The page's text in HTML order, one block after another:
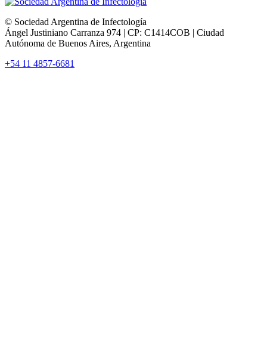
© Sociedad Argentina de Infectología
Ángel Justiniano Carranza 974 | CP: C1414COB | Ciudad
Autónoma de Buenos Aires, Argentina
+54 11 4857-6681